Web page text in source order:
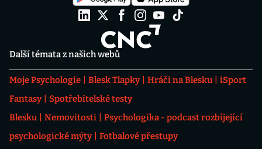
Další témata z našich webů
Moje Psychologie Blesk Tlapky Hráči na Blesku
iSport
Fantasy
Spotřebitelské testy
Blesku
Nemovitosti
Psychologika - podcast rozbíjející
psychologické mýty
Fotbalové přestupy